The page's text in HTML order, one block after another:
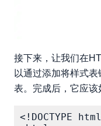
接下来，让我们在
以通过添加将样式
表。完成后，它应该
<!DOCTYPE